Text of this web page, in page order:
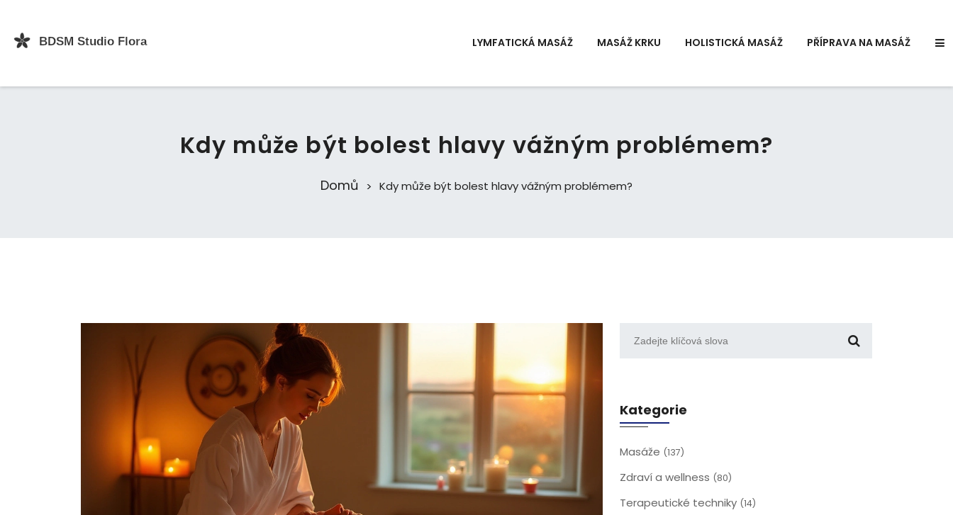
LYMFATICKÁ MASÁŽ MASÁŽ KRKU HOLISTICKÁ MASÁŽ PŘÍPRAVA NA MASÁŽ
Kdy může být bolest hlavy vážným problémem?
Domů Kdy může být bolest hlavy vážným problémem?
Kategorie
Masáže (137)
Zdraví a wellness (80)
Terapeutické techniky (14)